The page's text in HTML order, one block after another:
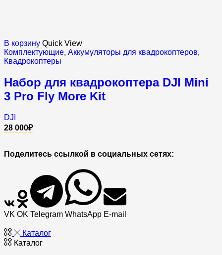
В корзину Quick View
Комплектующие, Аккумуляторы для квадрокоптеров,
Квадрокоптеры
Набор для квадрокоптера DJI Mini
3 Pro Fly More Kit
DJI
28 000₽
Поделитесь ссылкой в социальных сетях:
VK OK Telegram WhatsApp E-mail
Каталог
Каталог